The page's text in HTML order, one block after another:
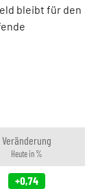
bleibt für den
Veränderung
Heute in %
+0,74